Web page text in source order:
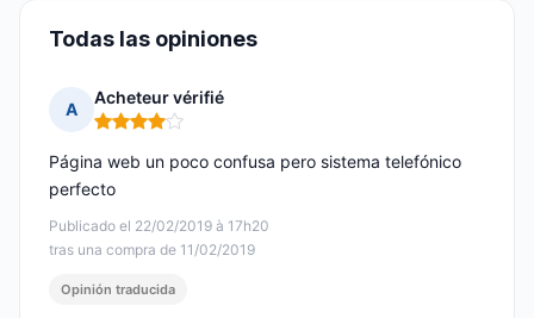
Todas las opiniones
A
Acheteur vérifié
Nota: 4 de 5
Publicado el 22/02/2019 à 17h20
tras una compra de 11/02/2019
Página web un poco confusa pero sistema telefónico
perfecto
Opinión traducida